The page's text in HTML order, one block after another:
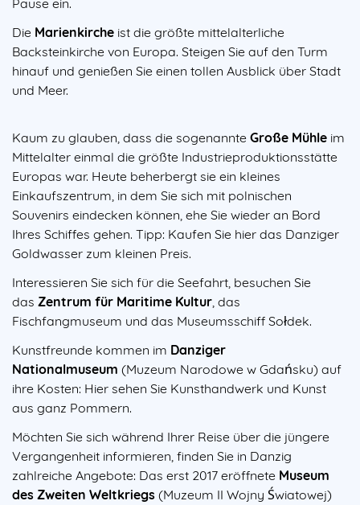
Pause ein.
Die Marienkirche ist die größte mittelalterliche
Backsteinkirche von Europa. Steigen Sie auf den Turm
hinauf und genießen Sie einen tollen Ausblick über Stadt
und Meer.
Kaum zu glauben, dass die sogenannte Große Mühle im
Mittelalter einmal die größte Industrieproduktionsstätte
Europas war. Heute beherbergt sie ein kleines
Einkaufszentrum, in dem Sie sich mit polnischen
Souvenirs eindecken können, ehe Sie wieder an Bord
Ihres Schiffes gehen. Tipp: Kaufen Sie hier das Danziger
Goldwasser zum kleinen Preis.
Interessieren Sie sich für die Seefahrt, besuchen Sie
das Zentrum für Maritime Kultur, das
Fischfangmuseum und das Museumsschiff Sołdek.
Kunstfreunde kommen im Danziger
Nationalmuseum (Muzeum Narodowe w Gdańsku) auf
ihre Kosten: Hier sehen Sie Kunsthandwerk und Kunst
aus ganz Pommern.
Möchten Sie sich während Ihrer Reise über die jüngere
Vergangenheit informieren, finden Sie in Danzig
zahlreiche Angebote: Das erst 2017 eröffnete Museum
des Zweiten Weltkriegs (Muzeum II Wojny Światowej)